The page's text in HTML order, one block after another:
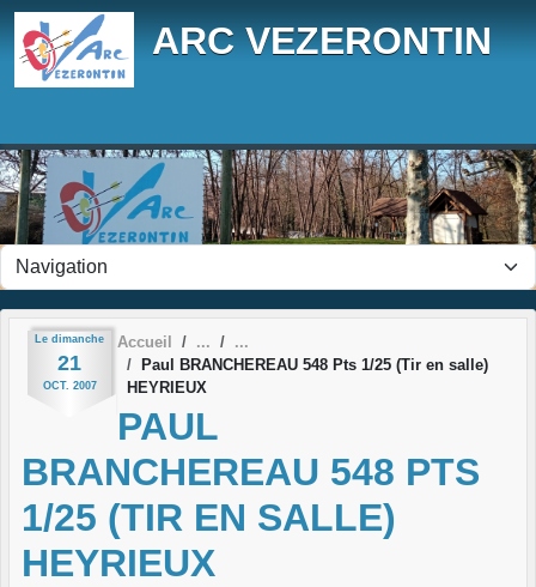
ARC VEZERONTIN
Le dimanche
21
OCT. 2007
Accueil
Paul BRANCHEREAU 548 Pts 1/25 (Tir en salle)
HEYRIEUX
PAUL
BRANCHEREAU 548 PTS
1/25 (TIR EN SALLE)
HEYRIEUX
Panneau de gestion des cookies